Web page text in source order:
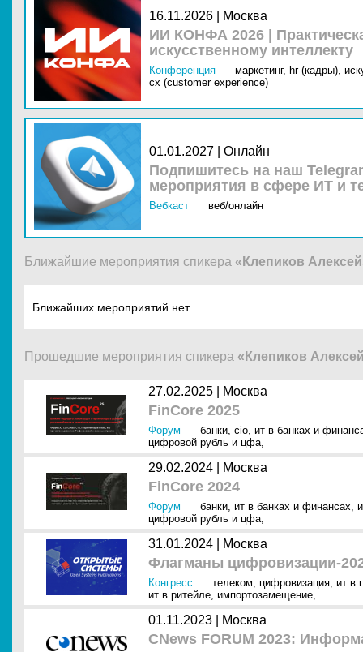
16.11.2026 | Москва
ИИ КОНФА 2026 |
искусственному интеллекту
Конференция маркетинг, hr (кадры),
cx (customer experience)
01.01.2027 | Онлайн
Подпишитесь на наш
мероприятия в сфере ИТ и
Вебкаст веб/онлайн
Ближайшие мероприятия спикера «Клепиков
Ближайших мероприятий нет
Прошедшие мероприятия спикера «Клепиков
27.02.2025 | Москва
FinCore 2025
Форум банки, cio, ит в банках и
цифровой рубль и цфа,
29.02.2024 | Москва
FinCore 2024
Форум банки, ит в банках и финансах,
цифровой рубль и цфа,
31.01.2024 | Москва
Флагманы цифровизации-
Конгресс телеком, цифровизация, ит в
ит в ритейле, импортозамещение,
01.11.2023 | Москва
CNews FORUM 2023: